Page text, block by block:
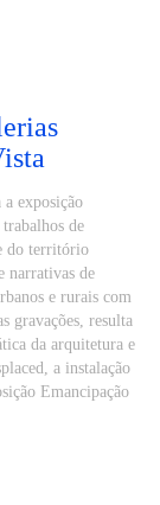
exposição
de
do território
narrativas de
e rurais com
gravações, resulta
da arquitetura e
a instalação
Emancipação